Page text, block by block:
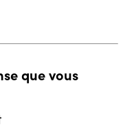
que vous